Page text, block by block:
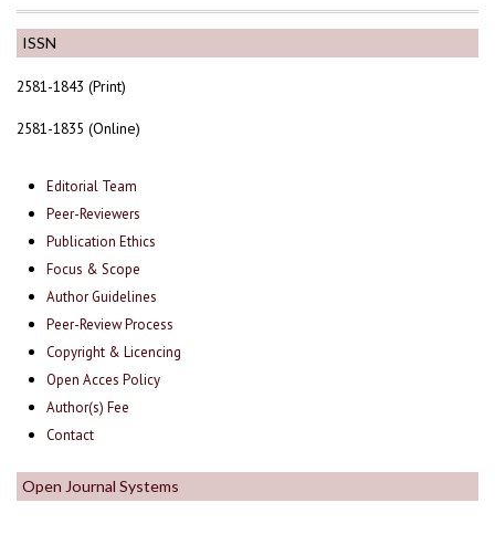
ISSN
2581-1843 (Print)
2581-1835 (Online)
Editorial Team
Peer-Reviewers
Publication Ethics
Focus & Scope
Author Guidelines
Peer-Review Process
Copyright & Licencing
Open Acces Policy
Author(s) Fee
Contact
Open Journal Systems